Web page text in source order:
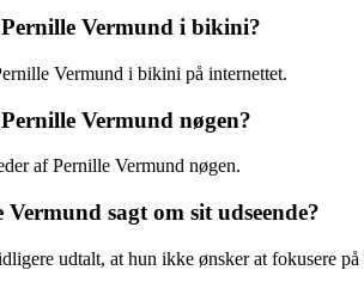
Vermund i bikini?
Vermund i bikini på internettet.
Vermund nøgen?
af Pernille Vermund nøgen.
sagt om sit udseende?
udtalt, at hun ikke ønsker at fokusere på